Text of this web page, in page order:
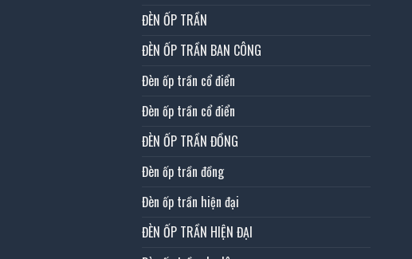
ĐÈN ỐP TRẦN
ĐÈN ỐP TRẦN BAN CÔNG
Đèn ốp trần cổ điển
Đèn ốp trần cổ điển
ĐÈN ỐP TRẦN ĐỒNG
Đèn ốp trần đồng
Đèn ốp trần hiện đại
ĐÈN ỐP TRẦN HIỆN ĐẠI